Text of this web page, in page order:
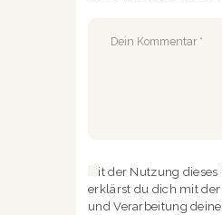
Mit der Nutzung
erklärst du dich mit
und Verarbeitung